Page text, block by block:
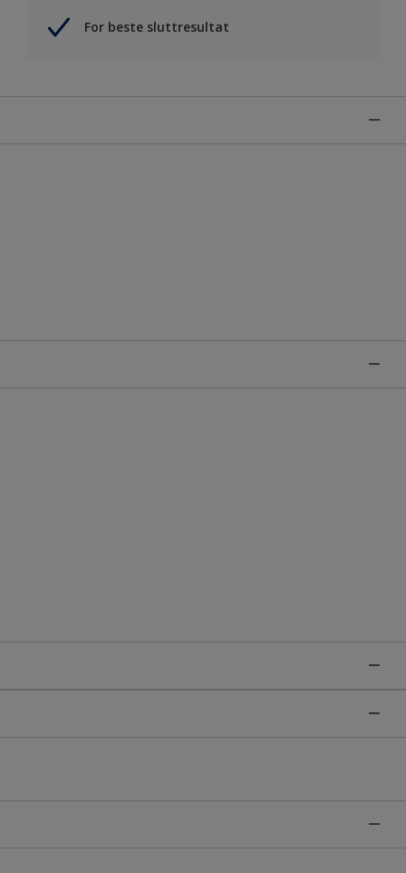
For beste sluttresultat